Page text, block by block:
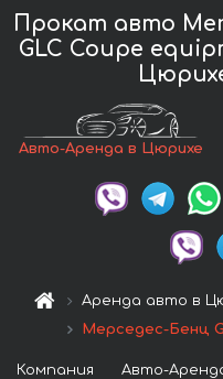
Прокат авто
GLC Coupe
Авто-Аренда в Цюрихе
Аренда авто в
Мерседес-Бенц
Компания Авто-